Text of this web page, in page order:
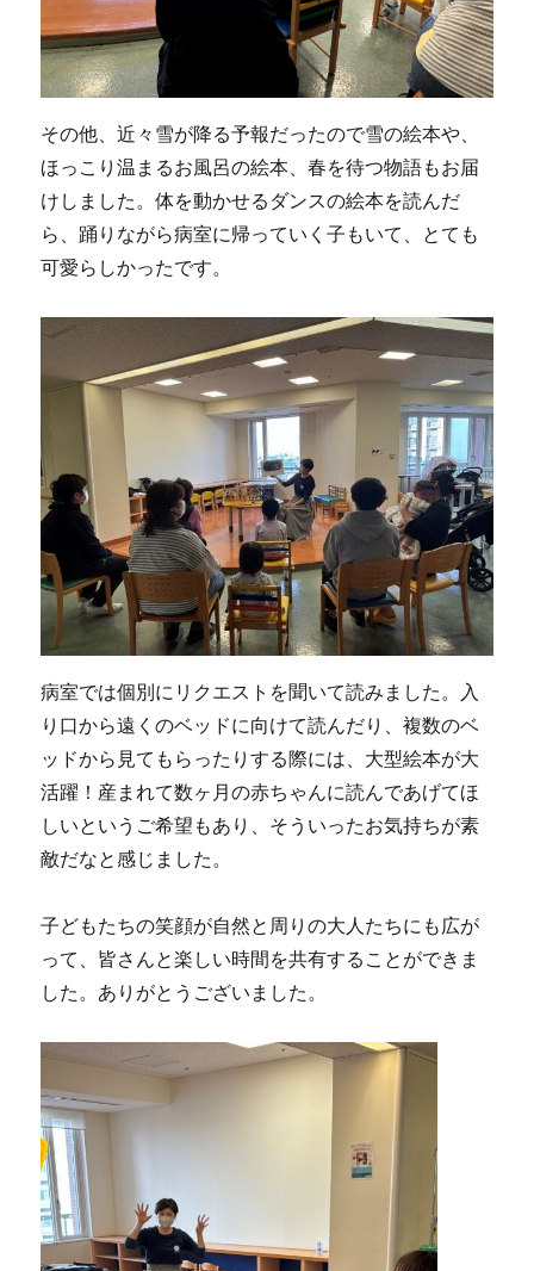
その他、近々雪が降る予報だったので雪の絵本や、
ほっこり温まるお風呂の絵本、春を待つ物語もお届
けしました。体を動かせるダンスの絵本を読んだ
ら、踊りながら病室に帰っていく子もいて、とても
可愛らしかったです。
病室では個別にリクエストを聞いて読みました。入
り口から遠くのベッドに向けて読んだり、複数のベ
ッドから見てもらったりする際には、大型絵本が大
活躍！産まれて数ヶ月の赤ちゃんに読んであげてほ
しいというご希望もあり、そういったお気持ちが素
敵だなと感じました。
子どもたちの笑顔が自然と周りの大人たちにも広が
って、皆さんと楽しい時間を共有することができま
した。ありがとうございました。